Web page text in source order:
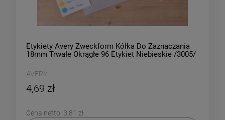
Etykiety Avery Zweckform Kółka Do Zaznaczania
18mm Trwałe Okrągłe 96 Etykiet Niebieskie /3005/
AVERY
4,69 zł
Cena netto: 3,81 zł